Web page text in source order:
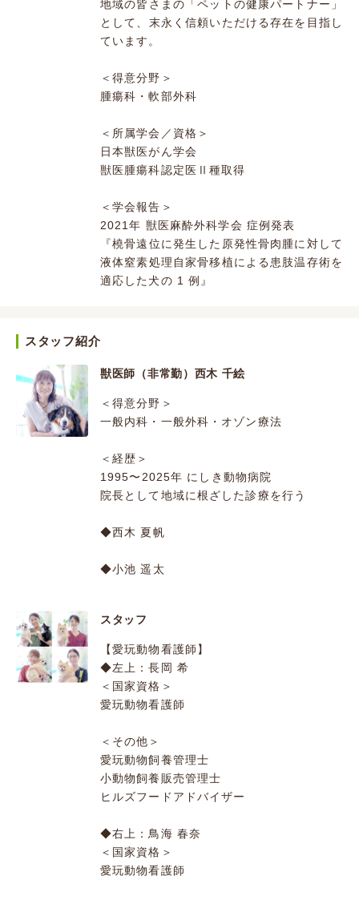
地域の皆さまの「ペットの健康パートナー」
として、末永く信頼いただける存在を目指し
ています。
＜得意分野＞
腫瘍科・軟部外科
＜所属学会／資格＞
日本獣医がん学会
獣医腫瘍科認定医Ⅱ種取得
＜学会報告＞
2021年 獣医麻酔外科学会 症例発表
『橈⾻遠位に発⽣した原発性⾻⾁腫に対して
液体窒素処理⾃家⾻移植による患肢温存術を
適応した⽝の 1 例』
スタッフ紹介
獣医師（非常勤）西木 千絵
＜得意分野＞
一般内科・一般外科・オゾン療法
＜経歴＞
1995〜2025年 にしき動物病院
院長として地域に根ざした診療を行う
◆西木 夏帆
◆小池 遥太
スタッフ
【愛玩動物看護師】
◆左上：長岡 希
＜国家資格＞
愛玩動物看護師
＜その他＞
愛玩動物飼養管理士
小動物飼養販売管理士
ヒルズフードアドバイザー
◆右上：鳥海 春奈
＜国家資格＞
愛玩動物看護師